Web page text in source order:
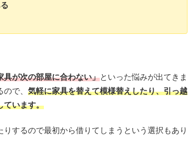
具が次の部屋に合わない」といった悩みが出てきま
で、 気軽に家具を替えて模様替えしたり、引っ越
ています。
するので最初から借りてしまうという選択もあり